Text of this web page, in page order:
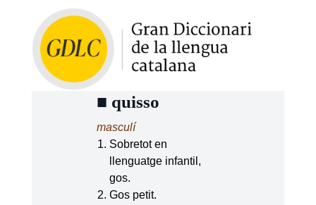
■ quisso
masculí
Sobretot en
llenguatge infantil,
gos.
Gos petit.